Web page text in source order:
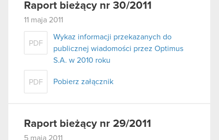
Raport bieżący nr 30/2011
11 maja 2011
PDF
Wykaz informacji przekazanych do
publicznej wiadomości przez Optimus
S.A. w 2010 roku
PDF Pobierz załącznik
Raport bieżący nr 29/2011
5 maja 2011